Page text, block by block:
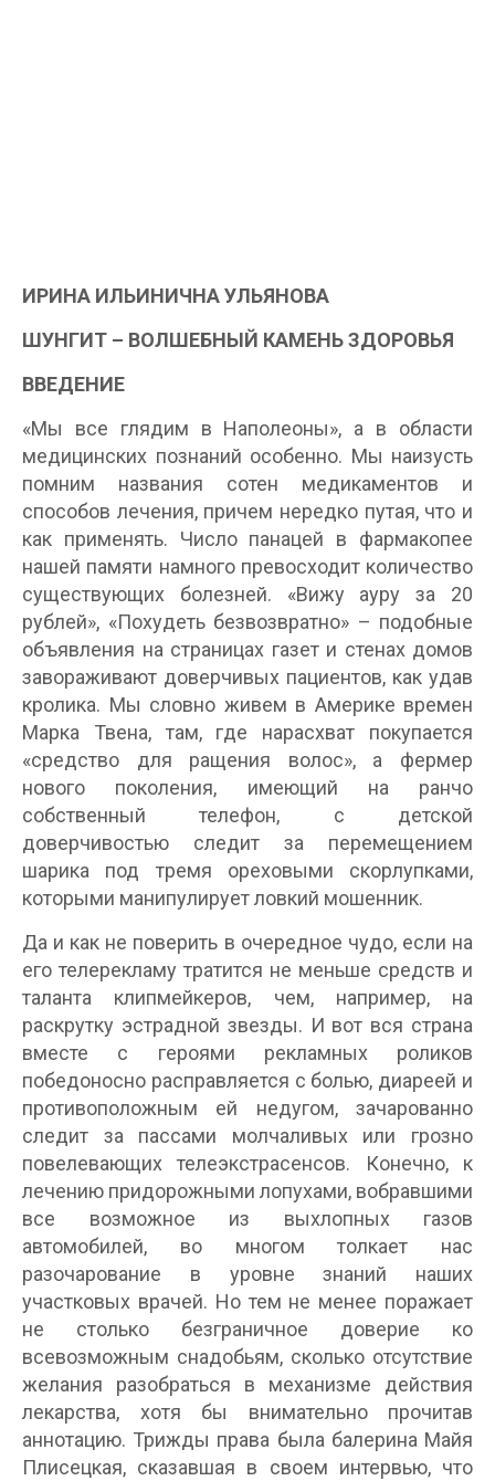
ИРИНА ИЛЬИНИЧНА УЛЬЯНОВА
ШУНГИТ – ВОЛШЕБНЫЙ КАМЕНЬ ЗДОРОВЬЯ
ВВЕДЕНИЕ
«Мы все глядим в Наполеоны», а в области
медицинских познаний особенно. Мы наизусть
помним названия сотен медикаментов и
способов лечения, причем нередко путая, что и
как применять. Число панацей в фармакопее
нашей памяти намного превосходит количество
существующих болезней. «Вижу ауру за 20
рублей», «Похудеть безвозвратно» – подобные
объявления на страницах газет и стенах домов
завораживают доверчивых пациентов, как удав
кролика. Мы словно живем в Америке времен
Марка Твена, там, где нарасхват покупается
«средство для ращения волос», а фермер
нового поколения, имеющий на ранчо
собственный телефон, с детской
доверчивостью следит за перемещением
шарика под тремя ореховыми скорлупками,
которыми манипулирует ловкий мошенник.
Да и как не поверить в очередное чудо, если на
его телерекламу тратится не меньше средств и
таланта клипмейкеров, чем, например, на
раскрутку эстрадной звезды. И вот вся страна
вместе с героями рекламных роликов
победоносно расправляется с болью, диареей и
противоположным ей недугом, зачарованно
следит за пассами молчаливых или грозно
повелевающих телеэкстрасенсов. Конечно, к
лечению придорожными лопухами, вобравшими
все возможное из выхлопных газов
автомобилей, во многом толкает нас
разочарование в уровне знаний наших
участковых врачей. Но тем не менее поражает
не столько безграничное доверие ко
всевозможным снадобьям, сколько отсутствие
желания разобраться в механизме действия
лекарства, хотя бы внимательно прочитав
аннотацию. Трижды права была балерина Майя
Плисецкая, сказавшая в своем интервью, что